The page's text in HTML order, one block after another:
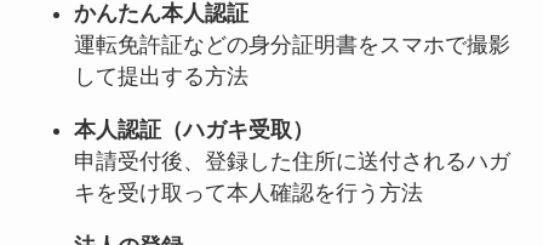
かんたん本人認証
運転免許証などの身分証明書をスマホで撮影
して提出する方法
本人認証（ハガキ受取）
申請受付後、登録した住所に送付されるハガ
キを受け取って本人確認を行う方法